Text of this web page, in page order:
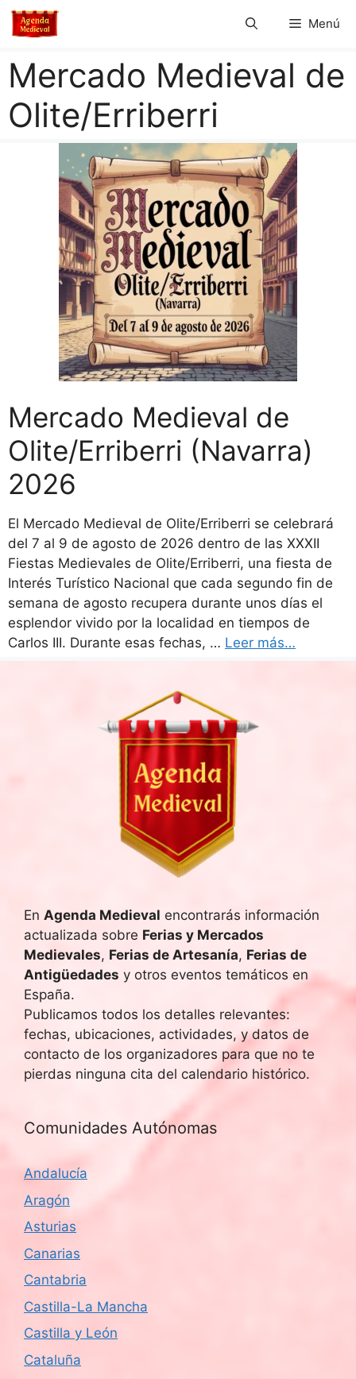
Saltar
Menú
Mercado Medieval de
Olite/Erriberri
Mercado Medieval de
Olite/Erriberri (Navarra)
2026
El Mercado Medieval de Olite/Erriberri se celebrará
del 7 al 9 de agosto de 2026 dentro de las XXXII
Fiestas Medievales de Olite/Erriberri, una fiesta de
Interés Turístico Nacional que cada segundo fin de
semana de agosto recupera durante unos días el
esplendor vivido por la localidad en tiempos de
Carlos III. Durante esas fechas, … Leer más…
En Agenda Medieval encontrarás información
actualizada sobre Ferias y Mercados
Medievales, Ferias de Artesanía, Ferias de
Antigüedades y otros eventos temáticos en
España.
Publicamos todos los detalles relevantes:
fechas, ubicaciones, actividades, y datos de
contacto de los organizadores para que no te
pierdas ninguna cita del calendario histórico.
Comunidades Autónomas
Andalucía
Aragón
Asturias
Canarias
Cantabria
Castilla-La Mancha
Castilla y León
Cataluña